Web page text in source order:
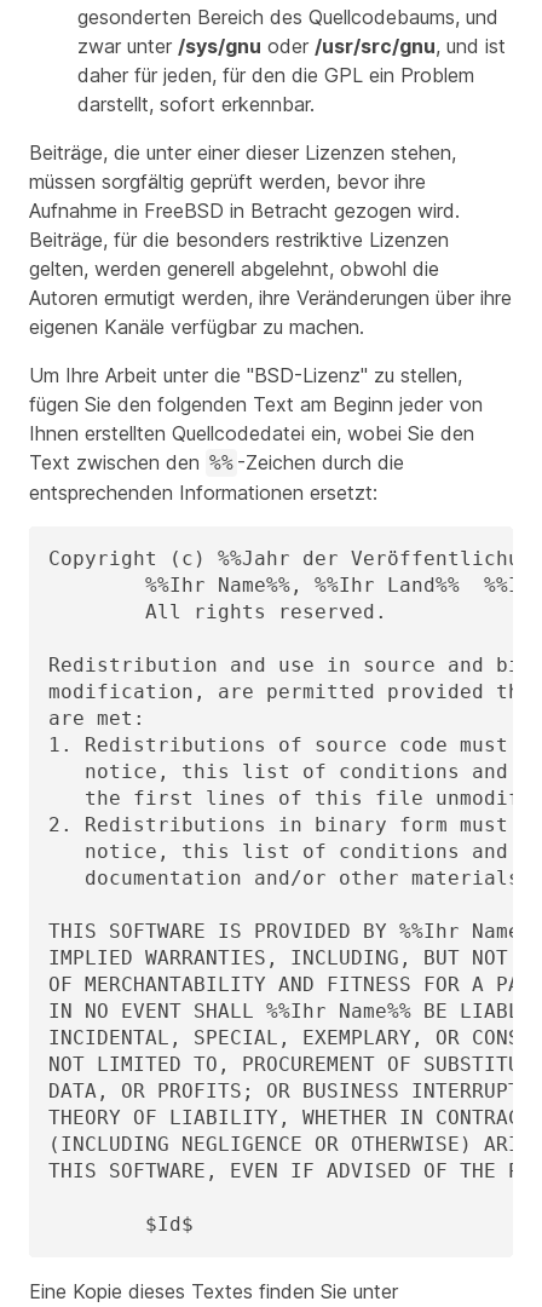
gesonderten Bereich des Quellcodebaums, und
zwar unter /sys/gnu oder /usr/src/gnu, und ist
daher für jeden, für den die GPL ein Problem
darstellt, sofort erkennbar.
Beiträge, die unter einer dieser Lizenzen stehen,
müssen sorgfältig geprüft werden, bevor ihre
Aufnahme in FreeBSD in Betracht gezogen wird.
Beiträge, für die besonders restriktive Lizenzen
gelten, werden generell abgelehnt, obwohl die
Autoren ermutigt werden, ihre Veränderungen über ihre
eigenen Kanäle verfügbar zu machen.
Um Ihre Arbeit unter die "BSD-Lizenz" zu stellen,
fügen Sie den folgenden Text am Beginn jeder von
Ihnen erstellten Quellcodedatei ein, wobei Sie den
Text zwischen den %% -Zeichen durch die
entsprechenden Informationen ersetzt:
Copyright (c) %%Jahr der
%%Ihr Name%%, %%Ihr Land%%
Redistribution and use in source and
modification, are permitted provided
are met:
1. Redistributions of source code must
notice, this list of conditions and
the first lines of this file
2. Redistributions in binary form must
notice, this list of conditions and
documentation and/or other materials
THIS SOFTWARE IS PROVIDED BY %%Ihr
IMPLIED WARRANTIES, INCLUDING, BUT NOT
OF MERCHANTABILITY AND FITNESS FOR A
IN NO EVENT SHALL %%Ihr Name%% BE
INCIDENTAL, SPECIAL, EXEMPLARY, OR
NOT LIMITED TO, PROCUREMENT OF
DATA, OR PROFITS; OR BUSINESS
THEORY OF LIABILITY, WHETHER IN
(INCLUDING NEGLIGENCE OR OTHERWISE)
THIS SOFTWARE, EVEN IF ADVISED OF THE
        $Id$
Eine Kopie dieses Textes finden Sie unter